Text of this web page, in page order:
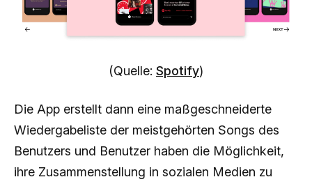
(Quelle: Spotify)
Die App erstellt dann eine maßgeschneiderte
Wiedergabeliste der meistgehörten Songs des
Benutzers und Benutzer haben die Möglichkeit,
ihre Zusammenstellung in sozialen Medien zu